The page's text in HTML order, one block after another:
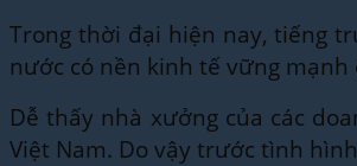
Trong thời đại hiện nay, tiếng
nước có nền kinh tế vững mạnh
Dễ thấy nhà xưởng của các
Việt Nam. Do vậy trước tình